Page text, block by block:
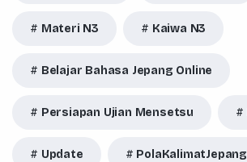
Materi N3 Kaiwa N3
Belajar Bahasa Jepang Online
Persiapan Ujian Mensetsu
Update PolaKalimatJepang